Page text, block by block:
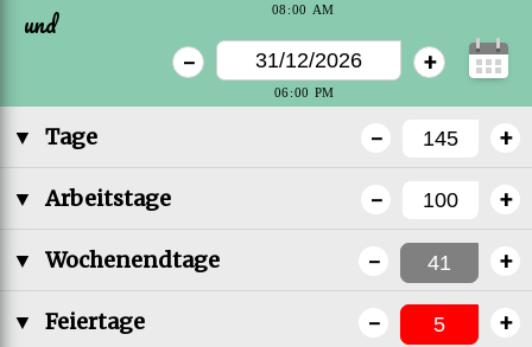
und
+
-
▼ Tage +
-
▼ Arbeitstage +
-
▼ Wochenendtage +
-
▼ Feiertage +
-